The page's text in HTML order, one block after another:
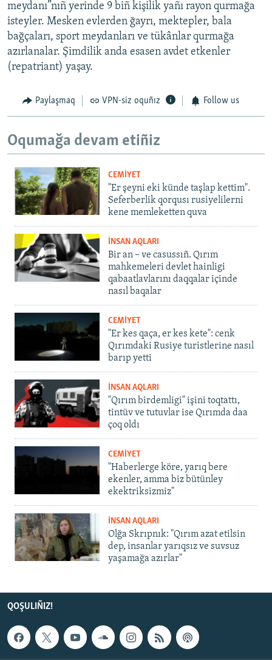
meydanı”nıñ yerinde 9 biñ kişilik yañı rayon qurmağa
isteyler. Mesken evlerden ğayrı, mektepler, bala
bağçaları, sport meydanları ve tükânlar qurmağa
azırlanalar. Şimdilik anda esasen avdet etkenler
(repatriant) yaşay.
Paylaşmaq VPN-siz oquñız Follow us
Oqumağa devam etiñiz
CEMİYET
"Er şeyni eki künde taşlap kettim".
Seferberlik qorqusı rusiyelilerni
kene memleketten quva
İNSAN AQLARI
Bir an – ve casussıñ. Qırım
mahkemeleri devlet hainligi
qabaatlavlarını daqqalar içinde
nasıl baqalar
CEMİYET
"Er kes qaça, er kes kete": cenk
Qırımdaki Rusiye turistlerine nasıl
barıp yetti
İNSAN AQLARI
"Qırım birdemligi" işini toqtattı,
tintüv ve tutuvlar ise Qırımda daa
çoq oldı
CEMİYET
"Haberlerge köre, yarıq bere
ekenler, amma biz bütünley
ekektriksizmiz"
İNSAN AQLARI
Olğa Skrıpnık: "Qırım azat etilsin
dep, insanlar yarıqsız ve suvsuz
yaşamağa azırlar"
QOŞULIÑIZ!